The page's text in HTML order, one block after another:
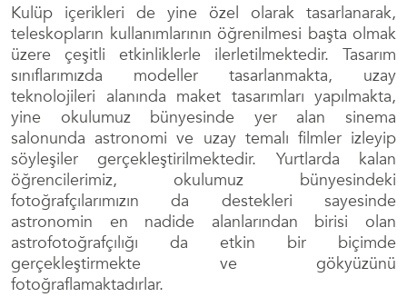
Kulüp içerikleri de yine özel olarak tasarlanarak,
teleskopların kullanımlarının öğrenilmesi başta olmak
üzere çeşitli etkinliklerle ilerletilmektedir. Tasarım
sınıflarımızda modeller tasarlanmakta, uzay
teknolojileri alanında maket tasarımları yapılmakta,
yine okulumuz bünyesinde yer alan sinema
salonunda astronomi ve uzay temalı filmler izleyip
söyleşiler gerçekleştirilmektedir. Yurtlarda kalan
öğrencilerimiz, okulumuz bünyesindeki
fotoğrafçılarımızın da destekleri sayesinde
astronomin en nadide alanlarından birisi olan
astrofotoğrafçılığı da etkin bir biçimde
gerçekleştirmekte ve gökyüzünü
fotoğraflamaktadırlar.